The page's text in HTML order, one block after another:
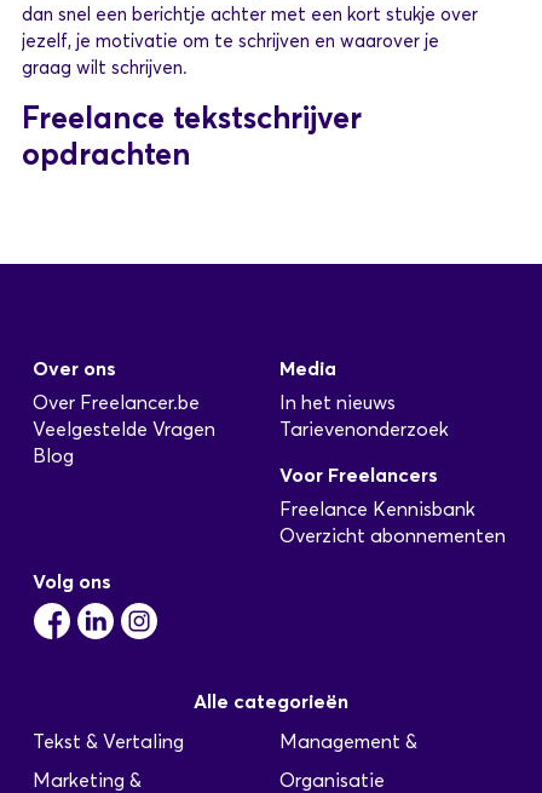
dan snel een berichtje achter met een kort stukje over
jezelf, je motivatie om te schrijven en waarover je
graag wilt schrijven.
Freelance tekstschrijver
opdrachten
Over ons
Over Freelancer.be
Veelgestelde Vragen
Blog
Media
In het nieuws
Tarievenonderzoek
Voor Freelancers
Freelance Kennisbank
Overzicht abonnementen
Volg ons
Alle categorieën
Tekst & Vertaling
Marketing &
Management &
Organisatie